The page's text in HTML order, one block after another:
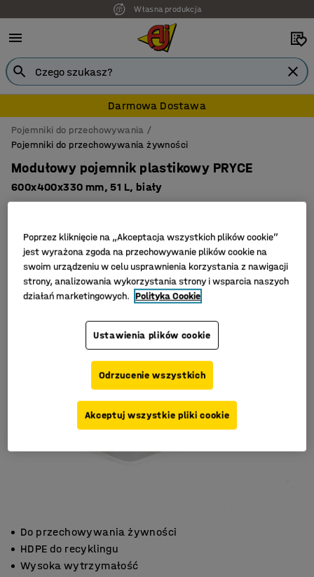
Własna produkcja
Darmowa Dostawa
Pojemniki do przechowywania
Pojemniki do przechowywania żywności
Modułowy pojemnik plastikowy PRYCE
600x400x330 mm, 51 L, biały
Nr art.:200882
Do przechowywania żywności
HDPE do recyklingu
Wysoka wytrzymałość
Poprzez kliknięcie na „Akceptacja wszystkich plików cookie”
jest wyrażona zgoda na przechowywanie plików cookie na
swoim urządzeniu w celu usprawnienia korzystania z nawigacji
strony, analizowania wykorzystania strony i wsparcia naszych
działań marketingowych. Polityka Cookie
Ustawienia plików cookie
Odrzucenie wszystkich
Akceptuj wszystkie pliki cookie